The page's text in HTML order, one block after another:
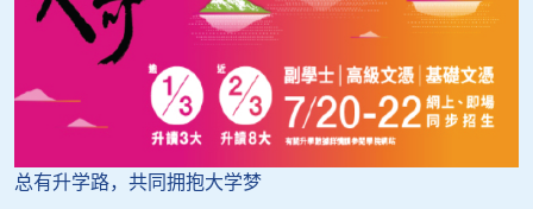
总有升学路，共同拥抱大学梦